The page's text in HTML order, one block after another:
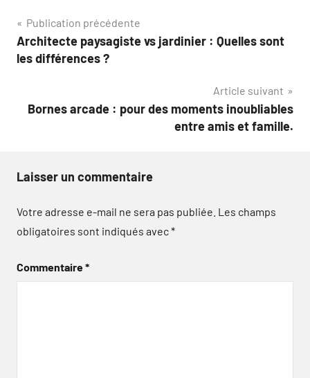
Navigation
de
Publication précédente
Architecte paysagiste vs jardinier : Quelles sont
les différences ?
Article suivant
Bornes arcade : pour des moments inoubliables
entre amis et famille.
Laisser un commentaire
Votre adresse e-mail ne sera pas publiée. Les champs
obligatoires sont indiqués avec*
Commentaire*